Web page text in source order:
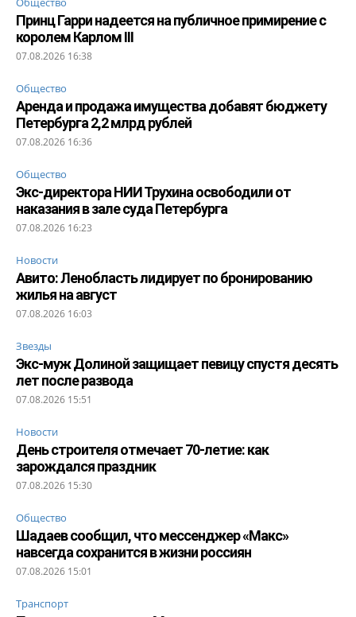
Принц Гарри надеется на публичное примирение с
королем Карлом III
07.08.2026 16:38
Общество
Аренда и продажа имущества добавят бюджету
Петербурга 2,2 млрд рублей
07.08.2026 16:36
Общество
Экс-директора НИИ Трухина освободили от
наказания в зале суда Петербурга
07.08.2026 16:23
Новости
Авито: Ленобласть лидирует по бронированию
жилья на август
07.08.2026 16:03
Звезды
Экс-муж Долиной защищает певицу спустя десять
лет после развода
07.08.2026 15:51
Новости
День строителя отмечает 70-летие: как
зарождался праздник
07.08.2026 15:30
Общество
Шадаев сообщил, что мессенджер «Макс»
навсегда сохранится в жизни россиян
07.08.2026 15:01
Транспорт